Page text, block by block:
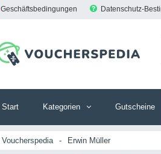
Geschäftsbedingungen Datenschutz-
Start Kategorien Gutscheine
Voucherspedia - Erwin Müller